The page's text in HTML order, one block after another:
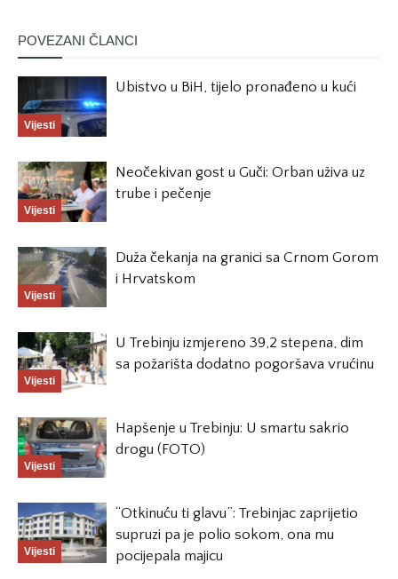
POVEZANI ČLANCI
Vijesti
Ubistvo u BiH, tijelo pronađeno u kući
Vijesti
Neočekivan gost u Guči: Orban uživa uz
trube i pečenje
Vijesti
Duža čekanja na granici sa Crnom Gorom
i Hrvatskom
Vijesti
U Trebinju izmjereno 39,2 stepena, dim
sa požarišta dodatno pogoršava vrućinu
Vijesti
Hapšenje u Trebinju: U smartu sakrio
drogu (FOTO)
Vijesti
“Otkinuću ti glavu”: Trebinjac zaprijetio
supruzi pa je polio sokom, ona mu
pocijepala majicu